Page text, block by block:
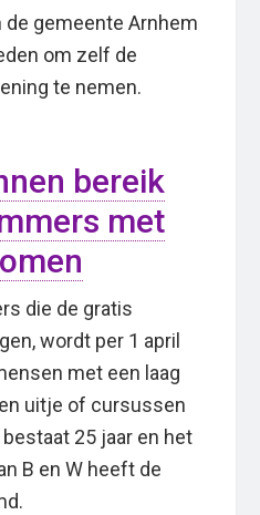
gemeente Arnhem
om zelf de
te nemen.
bereik
met
die de gratis
wordt per 1 april
met een laag
uitje of cursussen
25 jaar en het
B en W heeft de